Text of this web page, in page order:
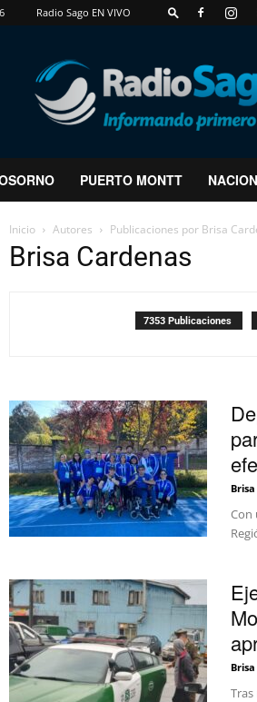
Radio Sago EN VIVO
RadioSago
PUERTO MONTT
Inicio Autores Publicaciones por Brisa
Brisa Cardenas
7353 Publicaciones
Con